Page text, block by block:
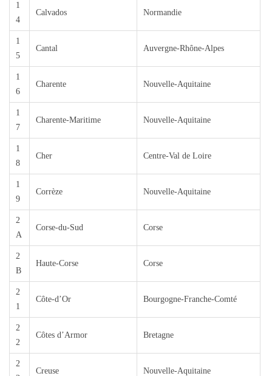
1
4
Calvados Normandie
1
5
Cantal Auvergne-Rhône-Alpes
1
6
Charente Nouvelle-Aquitaine
1
7
Charente-Maritime Nouvelle-Aquitaine
1
8
Cher Centre-Val de Loire
1
9
Corrèze Nouvelle-Aquitaine
2
A
Corse-du-Sud Corse
2
B
Haute-Corse Corse
2
1
Côte-d’Or Bourgogne-Franche-Comté
2
2
Côtes d’Armor Bretagne
2
Creuse Nouvelle-Aquitaine